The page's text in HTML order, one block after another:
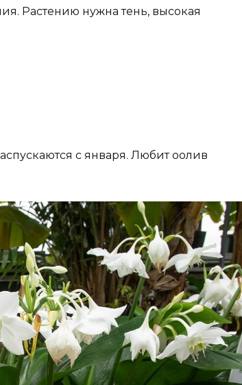
Растению нужна тень, высокая
с января. Любит оолив